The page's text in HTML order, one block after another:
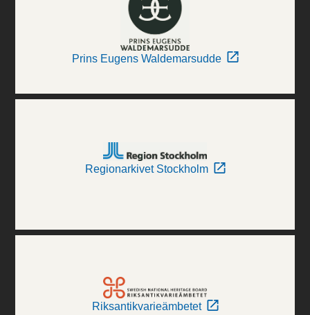
Prins Eugens Waldemarsudde
Regionarkivet Stockholm
Riksantikvarieämbetet